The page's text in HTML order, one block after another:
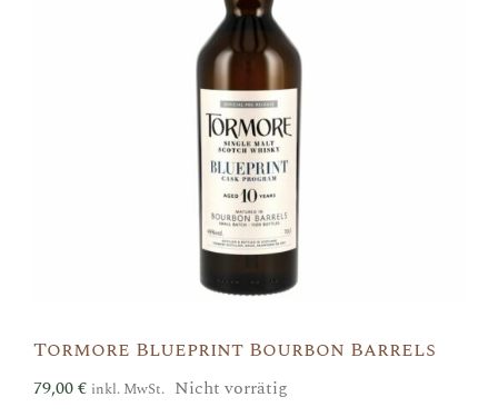
Tormore Blueprint Bourbon Barrels
79,00€ inkl. MwSt. Nicht vorrätig